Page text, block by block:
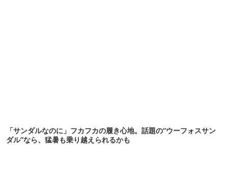
「サンダルなのに」フカフカの履き心地。話題の“ウーフォスサン
ダル”なら、猛暑も乗り越えられるかも